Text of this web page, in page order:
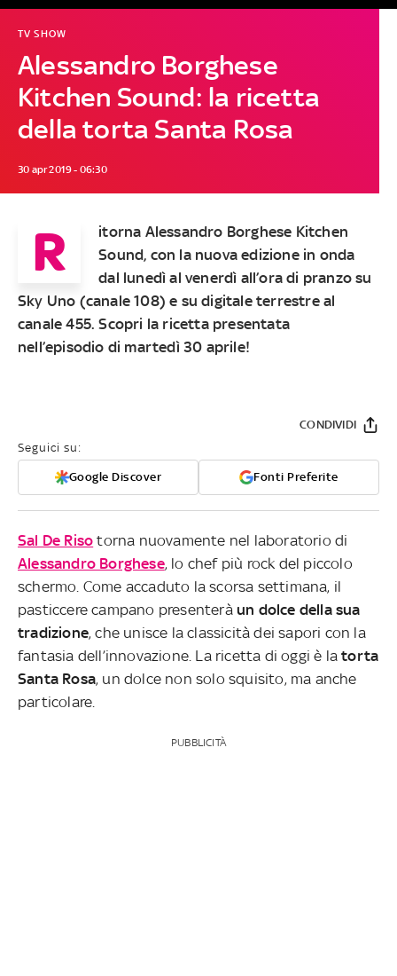
Alessandro Borghese
Kitchen Sound: la ricetta
della torta Santa Rosa
TV SHOW
30 apr 2019 - 06:30
R itorna Alessandro Borghese Kitchen
Sound, con la nuova edizione in onda
dal lunedì al venerdì all’ora di pranzo su
Sky Uno (canale 108)e su digitale terrestre al
canale 455. Scopri la ricetta presentata
nell’episodio di martedì 30 aprile!
Seguici su:
Google Discover Fonti Preferite
CONDIVIDI
Sal De Riso torna nuovamente nel laboratorio di
Alessandro Borghese, lo chef più rock del piccolo
schermo. Come accaduto la scorsa settimana, il
pasticcere campano presenteràun dolce della sua
tradizione, che unisce la classicità dei sapori con la
fantasia dell’innovazione. La ricetta di oggi è latorta
Santa Rosa, un dolce non solo squisito, ma anche
particolare.
PUBBLICITÀ